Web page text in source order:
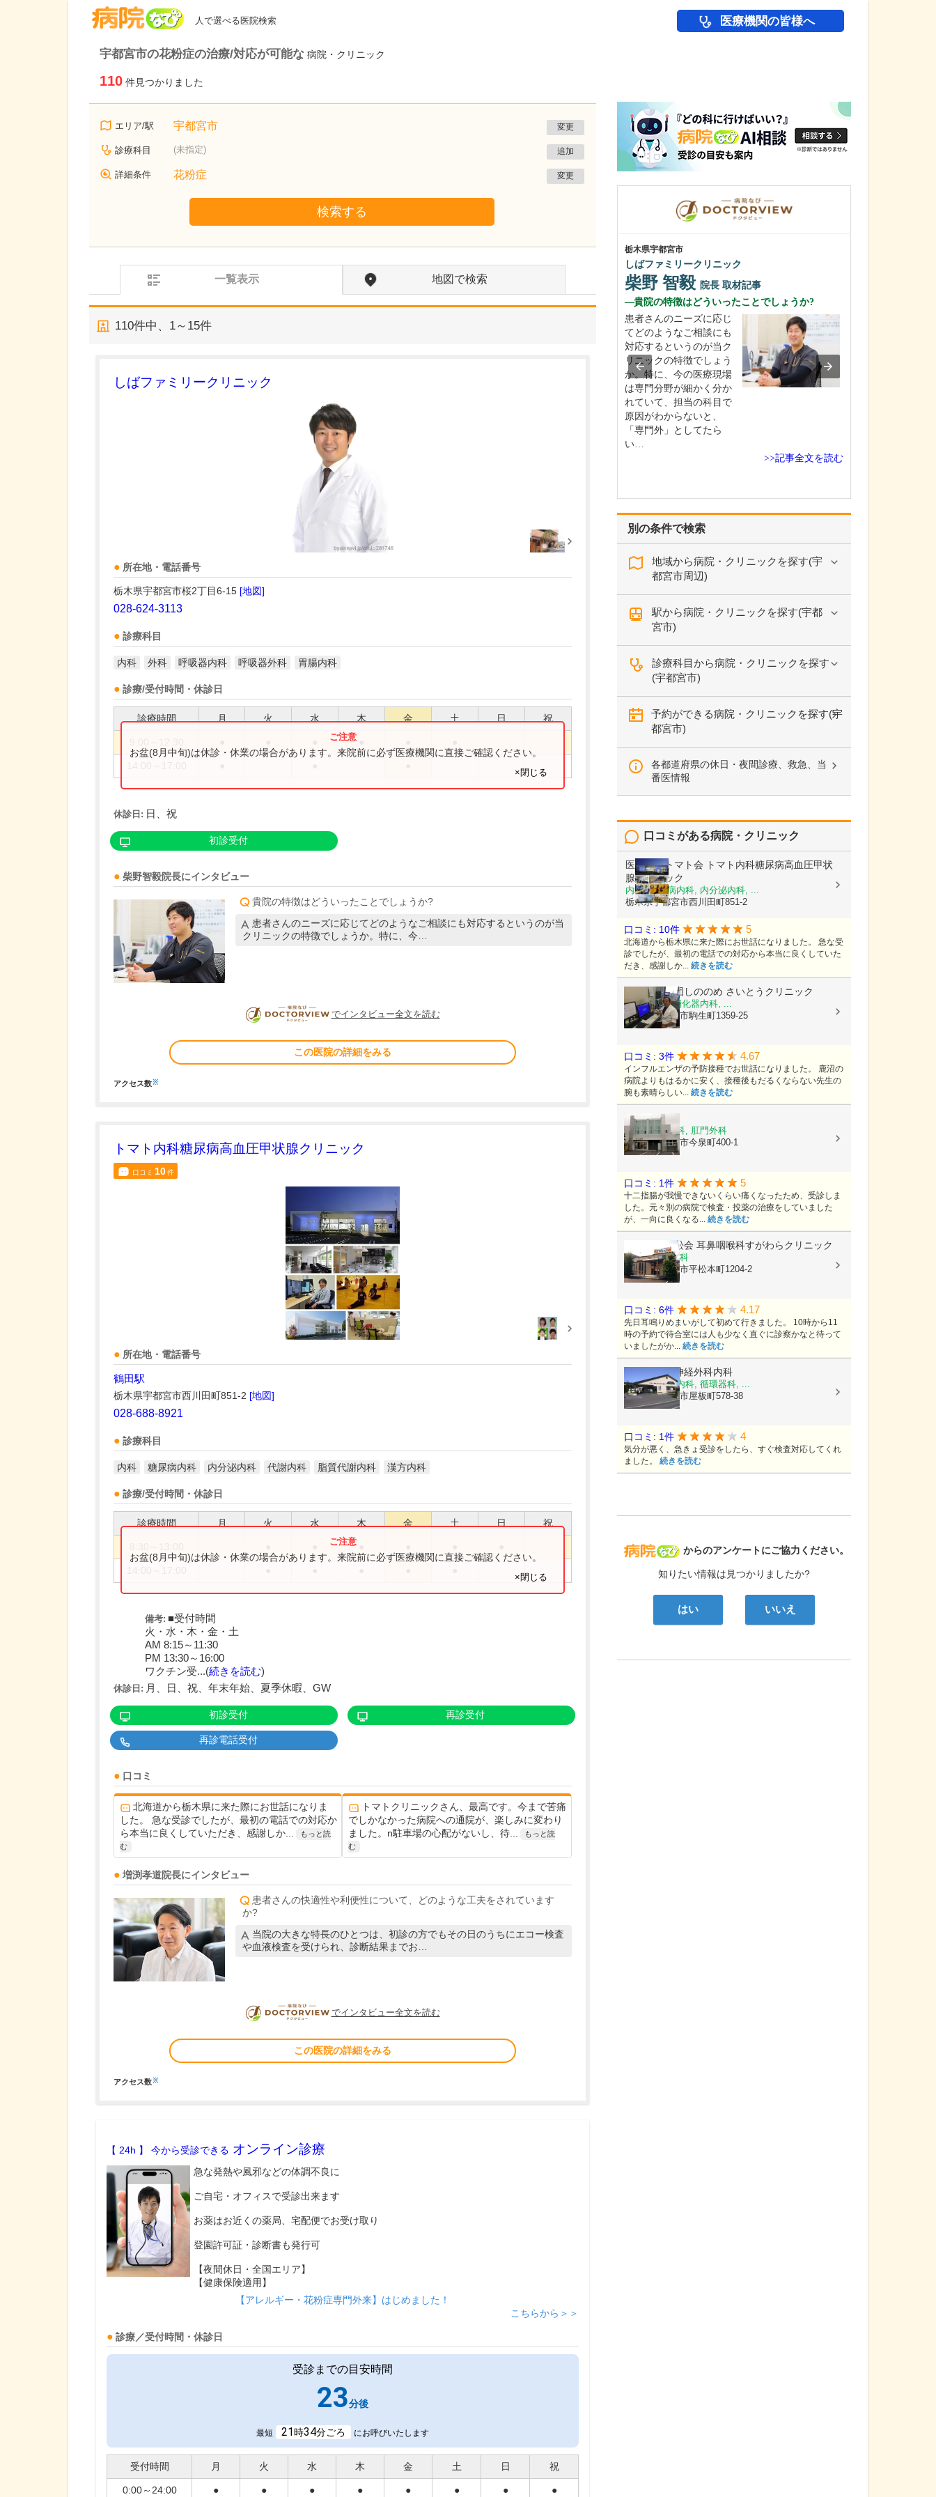
人で選べる医院検索 医療機関の皆様へ
宇都宮市の花粉症の治療/対応が可能な 病院・クリニック
110 件見つかりました
エリア/駅 宇都宮市 変更
診療科目 (未指定) 追加
詳細条件 花粉症 変更
検索する
一覧表示 地図で検索
110件中、 1～15件
しばファミリークリニック
所在地・電話番号
栃木県宇都宮市桜2丁目6-15 [地図]
028-624-3113
診療科目
内科 外科 呼吸器内科 呼吸器外科 胃腸内科
診療/受付時間・休診日
診療時間 月 火 水 木 金 土 日 祝
お盆(8月中旬)は休診・休業の場合があります。来院前に必ず医療機関に直接ご確認ください。
×閉じる
休診日: 日、祝
初診受付
柴野智毅院長にインタビュー
貴院の特徴はどういったことでしょうか?
患者さんのニーズに応じてどのようなご相談にも対応するというのが当
クリニックの特徴でしょうか。特に、今…
DOCTORVIEW
でインタビュー全文を読む
この医院の詳細をみる
アクセス数※
トマト内科糖尿病高血圧甲状腺クリニック
口コミ 10件
所在地・電話番号
鶴田駅
栃木県宇都宮市西川田町851-2 [地図]
028-688-8921
診療科目
内科 糖尿病内科 内分泌内科 代謝内科 脂質代謝内科 漢方内科
診療/受付時間・休診日
診療時間 月 火 水 木 金 土 日 祝
お盆(8月中旬)は休診・休業の場合があります。来院前に必ず医療機関に直接ご確認ください。
×閉じる
備考: ■受付時間
火・水・木・金・土
AM 8:15～11:30
PM 13:30～16:00
ワクチン受...(続きを読む)
休診日: 月、日、祝、年末年始、夏季休暇、GW
初診受付 再診受付
再診電話受付
口コミ
北海道から栃木県に来た際にお世話になりま
した。 急な受診でしたが、最初の電話での対応か
ら本当に良くしていただき、感謝しか...
もっと読
む
トマトクリニックさん、最高です。今まで苦痛
でしかなかった病院への通院が、楽しみに変わり
ました。n駐車場の心配がないし、待...
もっと読
む
増渕孝道院長にインタビュー
患者さんの快適性や利便性について、どのような工夫をされています
か?
当院の大きな特長のひとつは、初診の方でもその日のうちにエコー検査
や血液検査を受けられ、診断結果までお…
DOCTORVIEW
でインタビュー全文を読む
この医院の詳細をみる
アクセス数※
【 24h 】 今から受診できる オンライン診療
急な発熱や風邪などの体調不良に
ご自宅・オフィスで受診出来ます
お薬はお近くの薬局、宅配便でお受け取り
登園許可証・診断書も発行可
【夜間休日・全国エリア】
【健康保険適用】
【アレルギー・花粉症専門外来】はじめました！
こちらから＞＞
診療／受付時間・休診日
受診までの目安時間
23分後
最短 21時34分ごろ にお呼びいたします
受付時間 月 火 水 木 金 土 日 祝
0:00～24:00 ● ● ● ● ● ● ● ●
別の条件で検索
地域から病院・クリニックを探す(宇
都宮市周辺)
駅から病院・クリニックを探す(宇都
宮市)
診療科目から病院・クリニックを探す
(宇都宮市)
予約ができる病院・クリニックを探す(宇
都宮市)
各都道府県の休日・夜間診療、救急、当
番医情報
病院なび
からのアンケートにご協力ください。
知りたい情報は見つかりましたか?
はい いいえ
口コミがある病院・クリニック
医療法人トマト会 トマト内科糖尿病高血圧甲状
腺クリニック
内科, 糖尿病内科, 内分泌内科, ...
栃木県宇都宮市西川田町851-2
口コミ: 10件 5
北海道から栃木県に来た際にお世話になりました。 急な受
診でしたが、最初の電話での対応から本当に良くしていた
だき、感謝しか... 続きを読む
医療法人社団しののめ さいとうクリニック
内科, 外科, 消化器内科, ...
栃木県宇都宮市駒生町1359-25
口コミ: 3件 4.67
インフルエンザの予防接種でお世話になりました。 鹿沼の
病院よりもはるかに安く、接種後もだるくならない先生の
腕も素晴らしい... 続きを読む
ほりえ医院
外科, 胃腸内科, 肛門外科
栃木県宇都宮市今泉町400-1
口コミ: 1件 5
十二指腸が我慢できないくらい痛くなったため、受診しま
した。元々別の病院で検査・投薬の治療をしていました
が、一向に良くなる... 続きを読む
医療法人藤松会 耳鼻咽喉科すがわらクリニック
耳鼻いんこう科
栃木県宇都宮市平松本町1204-2
口コミ: 6件 4.17
先日耳鳴りめまいがして初めて行きました。 10時から11
時の予約で待合室には人も少なく直ぐに診察かなと待って
いましたがか... 続きを読む
よこかわ脳神経外科内科
脳神経外科, 内科, 循環器科, ...
栃木県宇都宮市屋板町578-38
口コミ: 1件 4
気分が悪く、急きょ受診をしたら、すぐ検査対応してくれ
ました。 続きを読む
栃木県宇都宮市
渡辺歯科医院
渡邊 武夫院長
栃木県宇都宮市
しばファミリークリニック
柴野 智毅 院長 取材記事
貴院の特徴はどういったことでしょうか?
患者さんのニーズに応じ
てどのようなご相談にも
対応するというのが当ク
リニックの特徴でしょう
か。特に、今の医療現場
は専門分野が細かく分か
れていて、担当の科目で
原因がわからないと、
「専門外」としてたら
い…
>>記事全文を読む